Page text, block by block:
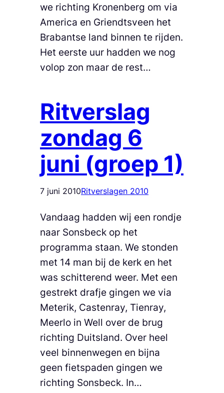
we richting Kronenberg om via
America en Griendtsveen het
Brabantse land binnen te rijden.
Het eerste uur hadden we nog
volop zon maar de rest…
Ritverslag
zondag 6
juni (groep 1)
7 juni 2010Ritverslagen 2010
Vandaag hadden wij een rondje
naar Sonsbeck op het
programma staan. We stonden
met 14 man bij de kerk en het
was schitterend weer. Met een
gestrekt drafje gingen we via
Meterik, Castenray, Tienray,
Meerlo in Well over de brug
richting Duitsland. Over heel
veel binnenwegen en bijna
geen fietspaden gingen we
richting Sonsbeck. In…